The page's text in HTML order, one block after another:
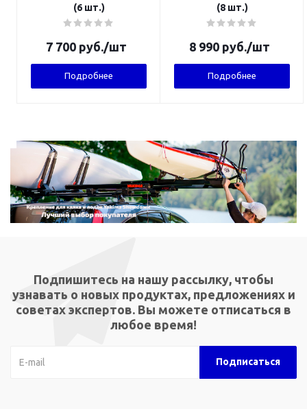
(6 шт.)
7 700 руб./шт
Подробнее
(8 шт.)
8 990 руб./шт
Подробнее
Подпишитесь на нашу рассылку, чтобы
узнавать о новых продуктах, предложениях и
советах экспертов. Вы можете отписаться в
любое время!